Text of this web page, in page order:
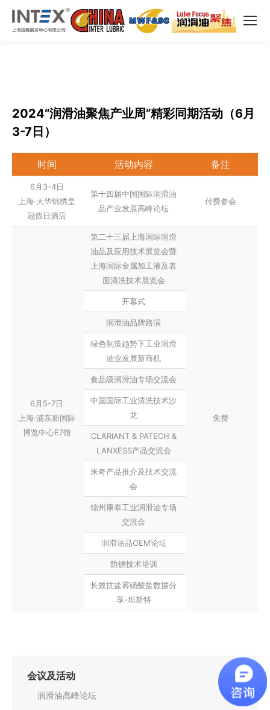
2024“润滑油聚焦产业周”精彩同期活动（6月
3-7日）
时间 活动内容 备注
6月3-4日
上海·大华锦绣皇
冠假日酒店
第十四届中国国际润滑油
品产业发展高峰论坛
付费参会
6月5-7日
上海·浦东新国际
博览中心E7馆
第二十三届上海国际润滑
油品及应用技术展览会暨
上海国际金属加工液及表
面清洗技术展览会
免费
开幕式
润滑油品牌路演
绿色制造趋势下工业润滑
油业发展新商机
食品级润滑油专场交流会
中国国际工业清洗技术沙
龙
CLARIANT & PATECH &
LANXESS产品交流会
米奇产品推介及技术交流
会
锦州康泰工业润滑油专场
交流会
润滑油品OEM论坛
防锈技术培训
长效抗盐雾磺酸盐数据分
享-坦斯特
会议及活动
润滑油高峰论坛